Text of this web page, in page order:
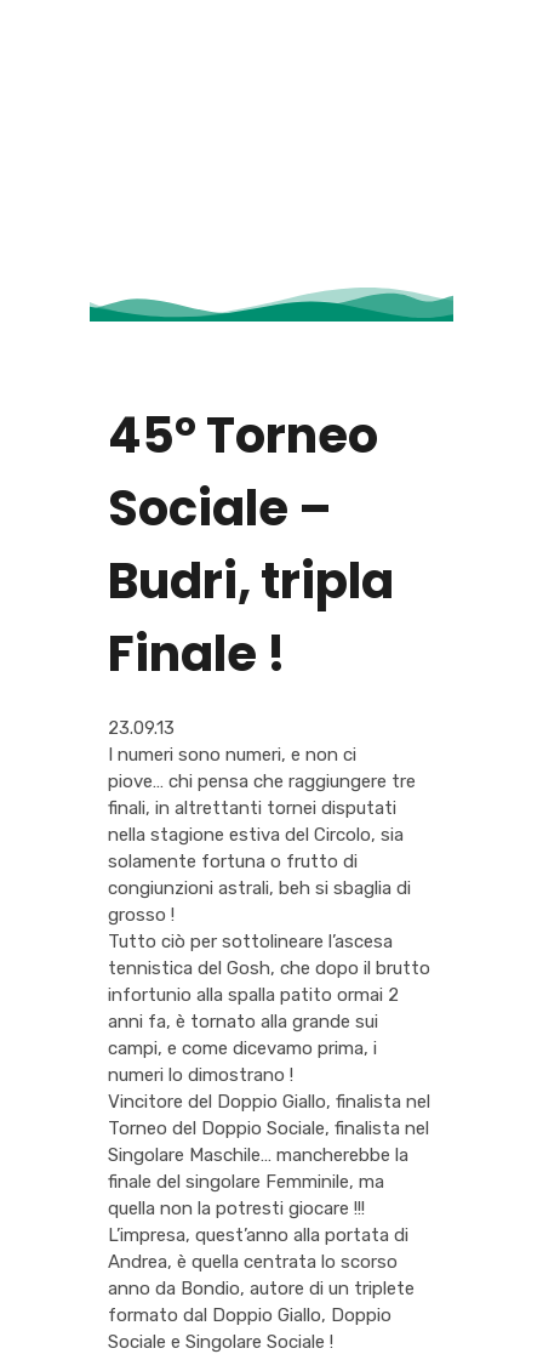
45° Torneo
Sociale –
Budri, tripla
Finale !
23.09.13
I numeri sono numeri, e non ci
piove… chi pensa che raggiungere tre
finali, in altrettanti tornei disputati
nella stagione estiva del Circolo, sia
solamente fortuna o frutto di
congiunzioni astrali, beh si sbaglia di
grosso !
Tutto ciò per sottolineare l’ascesa
tennistica del Gosh, che dopo il brutto
infortunio alla spalla patito ormai 2
anni fa, è tornato alla grande sui
campi, e come dicevamo prima, i
numeri lo dimostrano !
Vincitore del Doppio Giallo, finalista nel
Torneo del Doppio Sociale, finalista nel
Singolare Maschile… mancherebbe la
finale del singolare Femminile, ma
quella non la potresti giocare !!!
L’impresa, quest’anno alla portata di
Andrea, è quella centrata lo scorso
anno da Bondio, autore di un triplete
formato dal Doppio Giallo, Doppio
Sociale e Singolare Sociale !